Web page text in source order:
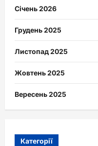
Січень 2026
Грудень 2025
Листопад 2025
Жовтень 2025
Вересень 2025
Категорії